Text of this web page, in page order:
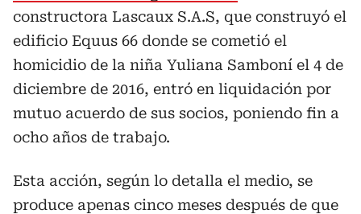
constructora Lascaux S.A.S, que construyó el
edificio Equus 66 donde se cometió el
homicidio de la niña Yuliana Samboní el 4 de
diciembre de 2016, entró en liquidación por
mutuo acuerdo de sus socios, poniendo fin a
ocho años de trabajo.
Esta acción, según lo detalla el medio, se
produce apenas cinco meses después de que